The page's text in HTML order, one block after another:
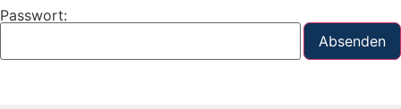
Passwort: